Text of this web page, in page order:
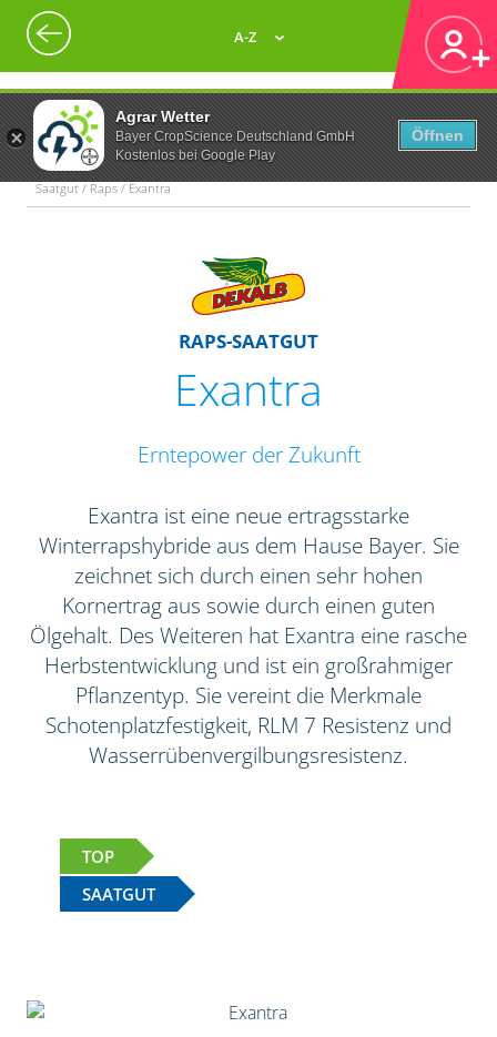
Agrar Wetter
Bayer CropScience Deutschland GmbH
Kostenlos bei Google Play
Öffnen
A-Z
Saatgut / Raps / Exantra
RAPS-SAATGUT
Exantra
Erntepower der Zukunft
Exantra ist eine neue ertragsstarke
Winterrapshybride aus dem Hause Bayer. Sie
zeichnet sich durch einen sehr hohen
Kornertrag aus sowie durch einen guten
Ölgehalt. Des Weiteren hat Exantra eine rasche
Herbstentwicklung und ist ein großrahmiger
Pflanzentyp. Sie vereint die Merkmale
Schotenplatzfestigkeit, RLM 7 Resistenz und
Wasserrübenvergilbungsresistenz.
TOP
SAATGUT